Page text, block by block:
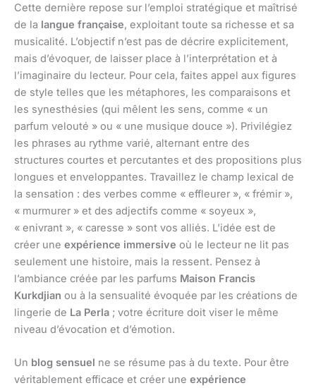
Cette dernière repose sur l’emploi stratégique et maîtrisé
de la langue française, exploitant toute sa richesse et sa
musicalité. L’objectif n’est pas de décrire explicitement,
mais d’évoquer, de laisser place à l’interprétation et à
l’imaginaire du lecteur. Pour cela, faites appel aux figures
de style telles que les métaphores, les comparaisons et
les synesthésies (qui mêlent les sens, comme « un
parfum velouté » ou « une musique douce »). Privilégiez
les phrases au rythme varié, alternant entre des
structures courtes et percutantes et des propositions plus
longues et enveloppantes. Travaillez le champ lexical de
la sensation : des verbes comme « effleurer », « frémir »,
« murmurer » et des adjectifs comme « soyeux »,
« enivrant », « caresse » sont vos alliés. L’idée est de
créer une expérience immersive où le lecteur ne lit pas
seulement une histoire, mais la ressent. Pensez à
l’ambiance créée par les parfums Maison Francis
Kurkdjian ou à la sensualité évoquée par les créations de
lingerie de La Perla ; votre écriture doit viser le même
niveau d’évocation et d’émotion.
Un blog sensuel ne se résume pas à du texte. Pour être
véritablement efficace et créer une expérience